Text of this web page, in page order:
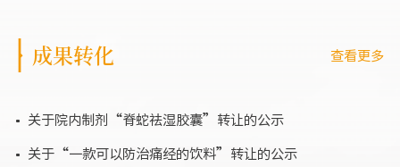
成果转化 查看更多
关于院内制剂“脊蛇祛湿胶囊”转让的公示
关于“一款可以防治痛经的饮料”转让的公示